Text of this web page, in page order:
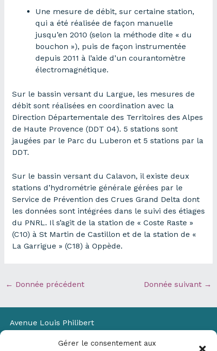
Gérer le consentement aux
Une mesure de débit, sur certaine station,
qui a été réalisée de façon manuelle
jusqu’en 2010 (selon la méthode dite « du
bouchon »), puis de façon instrumentée
depuis 2011 à l’aide d’un courantomètre
électromagnétique.
Sur le bassin versant du Largue, les mesures de
débit sont réalisées en coordination avec la
Direction Départementale des Territoires des Alpes
de Haute Provence (DDT 04). 5 stations sont
jaugées par le Parc du Luberon et 5 stations par la
DDT.
Sur le bassin versant du Calavon, il existe deux
stations d’hydrométrie générale gérées par le
Service de Prévention des Crues Grand Delta dont
les données sont intégrées dans le suivi des étiages
du PNRL. Il s’agit de la station de « Coste Raste »
(C10) à St Martin de Castillon et de la station de «
La Garrigue » (C18) à Oppède.
← Donnée précédent Donnée suivant →
Avenue Louis Philibert
Bâtiment Laennec